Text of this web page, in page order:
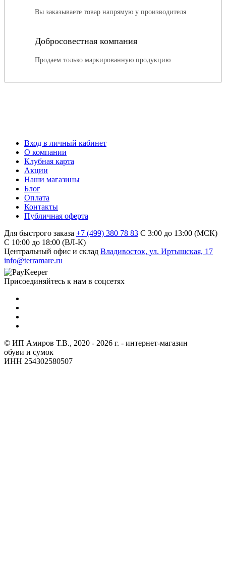
Вы заказываете товар напрямую у производителя
Добросовестная компания
Продаем только маркированную продукцию
Вход в личный кабинет
О компании
Клубная карта
Акции
Наши магазины
Блог
Оплата
Контакты
Публичная оферта
Для быстрого заказа +7 (499) 380 78 83 С 3:00 до 13:00 (МСК)
C 10:00 до 18:00 (ВЛ-К)
Центральный офис и склад Владивосток, ул. Иртышская, 17
info@terramare.ru
Присоединяйтесь к нам в соцсетях
© ИП Амиров Т.В., 2020 - 2026 г. - интернет-магазин
обуви и сумок
ИНН 254302580507